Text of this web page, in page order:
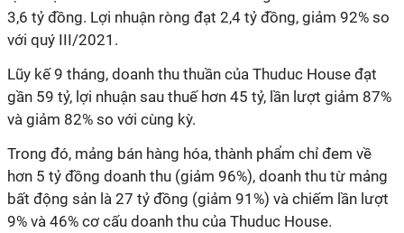
3,6 tỷ đồng. Lợi nhuận ròng đạt 2,4 tỷ đồng, giảm 92% so
với quý III/2021.
Lũy kế 9 tháng, doanh thu thuần của Thuduc House đạt
gần 59 tỷ, lợi nhuận sau thuế hơn 45 tỷ, lần lượt giảm 87%
và giảm 82% so với cùng kỳ.
Trong đó, mảng bán hàng hóa, thành phẩm chỉ đem về
hơn 5 tỷ đồng doanh thu (giảm 96%), doanh thu từ mảng
bất động sản là 27 tỷ đồng (giảm 91%) và chiếm lần lượt
9% và 46% cơ cấu doanh thu của Thuduc House.